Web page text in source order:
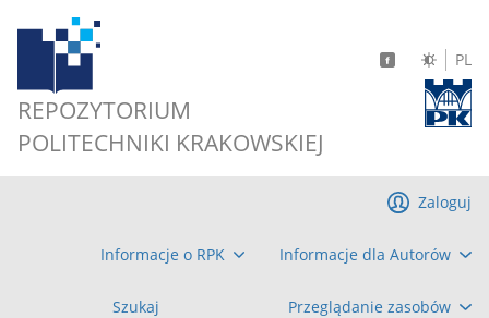
REPOZYTORIUM
POLITECHNIKI KRAKOWSKIEJ
PL
Informacje o RPK Informacje dla Autorów
Szukaj Przeglądanie zasobów
Zaloguj